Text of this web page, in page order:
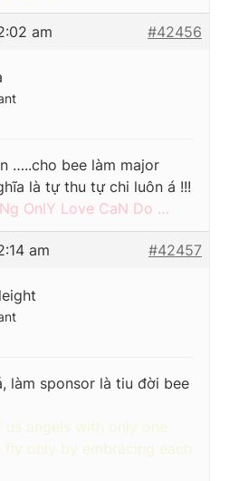
am #42456
…..cho bee làm major
là tự thu tự chi luôn á !!!
OnlY Love CaN Do …
am #42457
làm sponsor là tiu đời bee
us angels with only one
fly only by embracing each